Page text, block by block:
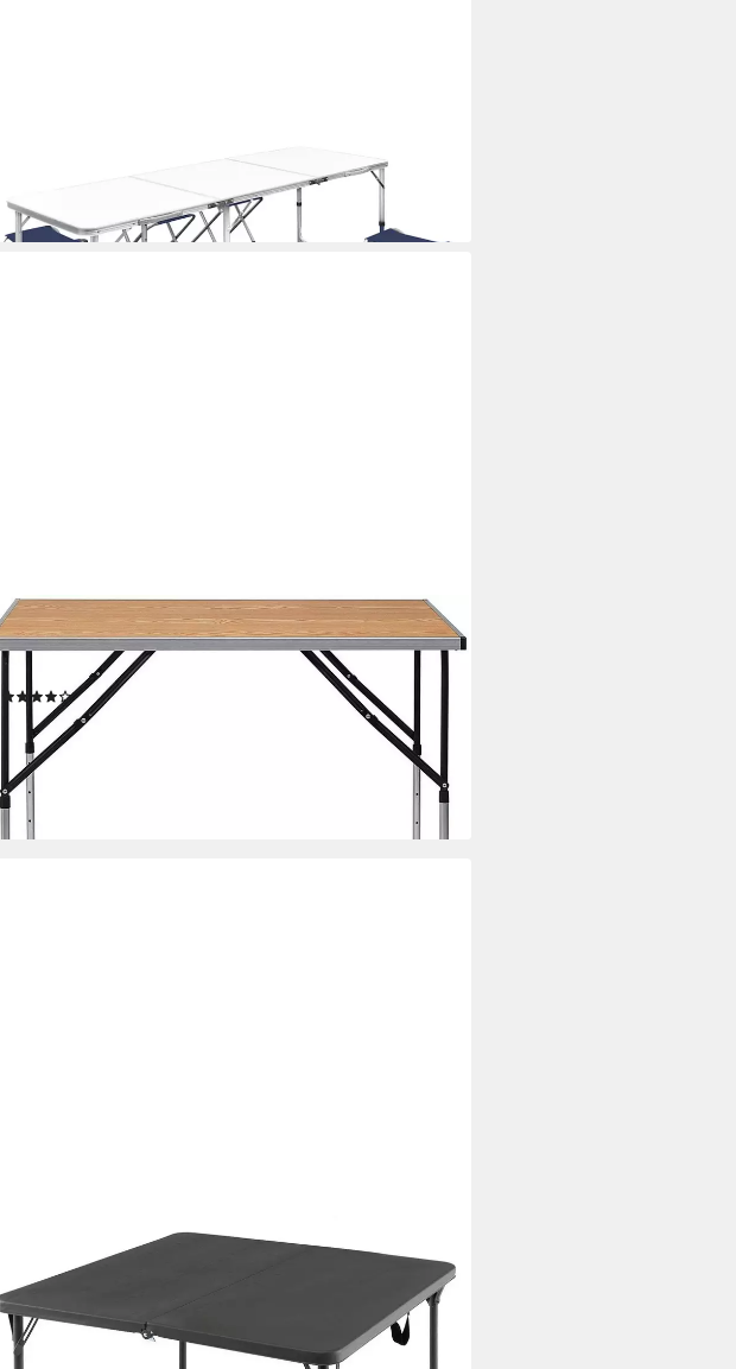
EUGAD
Campingtisch (1-St), höhenverstellbar klappbar aus MDF,
Aluminium Stahl
(9)
29,99 € UVP
-45%
lieferbar - in 3-4 Werktagen bei dir
Campingtisch, Klapptisch Balkontisch für 4 Personen, bis
100 kg
61,99 €
-28%
lieferbar - in 3-4 Werktagen bei dir